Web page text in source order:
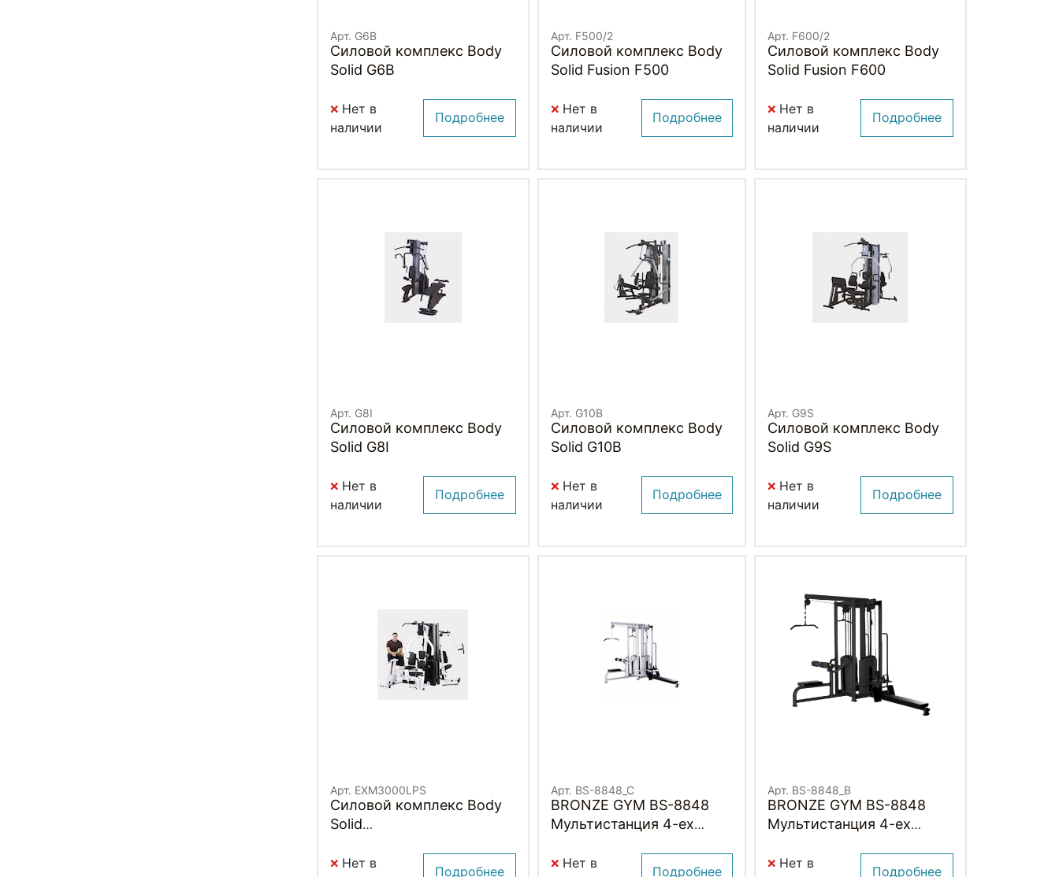
Арт. G6B
Силовой комплекс Body
Solid G6B
Нет в
наличии
Подробнее
Арт. F500/2
Силовой комплекс Body
Solid Fusion F500
Нет в
наличии
Подробнее
Арт. F600/2
Силовой комплекс Body
Solid Fusion F600
Нет в
наличии
Подробнее
Арт. G8I
Силовой комплекс Body
Solid G8I
Нет в
наличии
Подробнее
Арт. G10B
Силовой комплекс Body
Solid G10B
Нет в
наличии
Подробнее
Арт. G9S
Силовой комплекс Body
Solid G9S
Нет в
наличии
Подробнее
Арт. EXM3000LPS
Силовой комплекс Body
Solid
Нет в
Подробнее
Арт. BS-8848_C
BRONZE GYM BS-8848
Мультистанция 4-ех
(КОРИЧНЕВЫЙ)
Нет в
Подробнее
Арт. BS-8848_B
BRONZE GYM BS-8848
Мультистанция 4-ех
Нет в
Подробнее